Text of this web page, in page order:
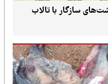
سازگار با تالاب